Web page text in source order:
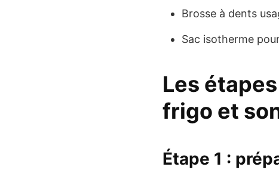
Brosse à dents
Sac isotherme
Les
frigo et
Étape 1 :